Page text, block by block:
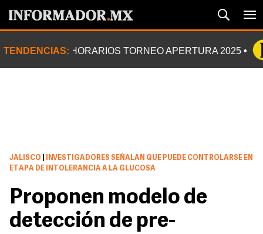
TENDENCIAS: HORARIOS TORNEO APERTURA 2025
JALISCO
INVESTIGADORES SEÑALAN QUE PUEDE CONTROLARSE EN
ETAPA DE INTOLERANCIA A LA GLUCOSA
Proponen modelo de
detección de pre-